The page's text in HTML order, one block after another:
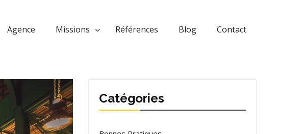
Agence Missions Références Blog Contact
Catégories